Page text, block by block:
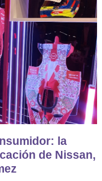
la
de Nissan,